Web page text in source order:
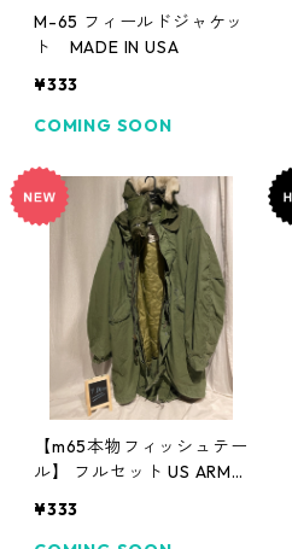
M-65 フィールドジャケッ
ト MADE IN USA
¥333
COMING SOON
【m65本物フィッシュテー
ル】 フルセット US ARMY
¥333